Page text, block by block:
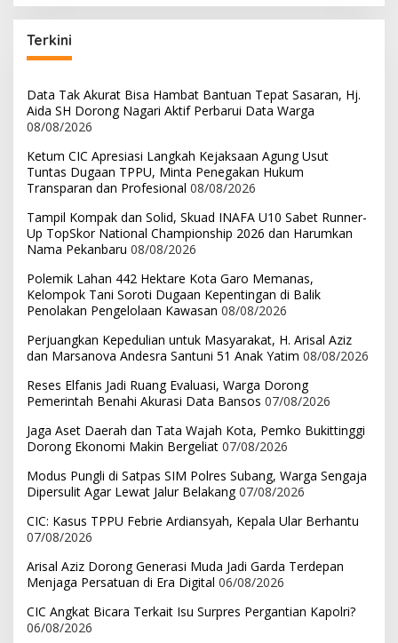
Terkini
Data Tak Akurat Bisa Hambat Bantuan Tepat Sasaran, Hj.
Aida SH Dorong Nagari Aktif Perbarui Data Warga
08/08/2026
Ketum CIC Apresiasi Langkah Kejaksaan Agung Usut
Tuntas Dugaan TPPU, Minta Penegakan Hukum
Transparan dan Profesional 08/08/2026
Tampil Kompak dan Solid, Skuad INAFA U10 Sabet Runner-
Up TopSkor National Championship 2026 dan Harumkan
Nama Pekanbaru 08/08/2026
Polemik Lahan 442 Hektare Kota Garo Memanas,
Kelompok Tani Soroti Dugaan Kepentingan di Balik
Penolakan Pengelolaan Kawasan 08/08/2026
Perjuangkan Kepedulian untuk Masyarakat, H. Arisal Aziz
dan Marsanova Andesra Santuni 51 Anak Yatim 08/08/2026
Reses Elfanis Jadi Ruang Evaluasi, Warga Dorong
Pemerintah Benahi Akurasi Data Bansos 07/08/2026
Jaga Aset Daerah dan Tata Wajah Kota, Pemko Bukittinggi
Dorong Ekonomi Makin Bergeliat 07/08/2026
Modus Pungli di Satpas SIM Polres Subang, Warga Sengaja
Dipersulit Agar Lewat Jalur Belakang 07/08/2026
CIC: Kasus TPPU Febrie Ardiansyah, Kepala Ular Berhantu
07/08/2026
Arisal Aziz Dorong Generasi Muda Jadi Garda Terdepan
Menjaga Persatuan di Era Digital 06/08/2026
CIC Angkat Bicara Terkait Isu Surpres Pergantian Kapolri?
06/08/2026